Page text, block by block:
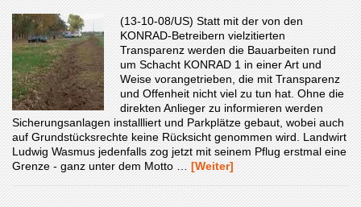
(13-10-08/US) Statt mit der von den
KONRAD-Betreibern vielzitierten
Transparenz werden die Bauarbeiten rund
um Schacht KONRAD 1 in einer Art und
Weise vorangetrieben, die mit Transparenz
und Offenheit nicht viel zu tun hat. Ohne die
direkten Anlieger zu informieren werden
Sicherungsanlagen installliert und Parkplätze gebaut, wobei auch
auf Grundstücksrechte keine Rücksicht genommen wird. Landwirt
Ludwig Wasmus jedenfalls zog jetzt mit seinem Pflug erstmal eine
Grenze - ganz unter dem Motto … [Weiter]